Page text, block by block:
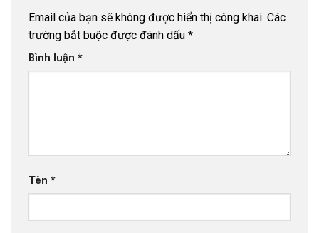
Email của bạn sẽ không được hiển thị công khai. Các
trường bắt buộc được đánh dấu *
Bình luận *
Tên *